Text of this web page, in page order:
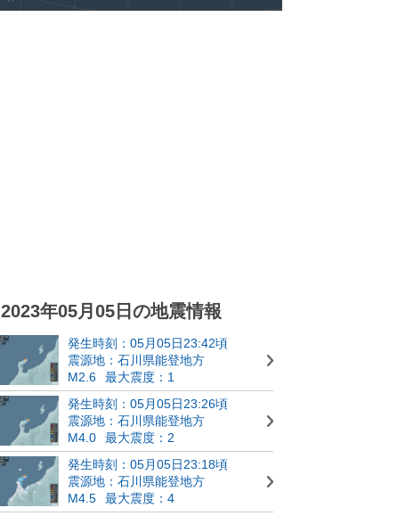
2023年05月05日の地震情報
発生時刻：05月05日23:42頃
震源地：石川県能登地方
M2.6
最大震度：1
発生時刻：05月05日23:26頃
震源地：石川県能登地方
M4.0
最大震度：2
発生時刻：05月05日23:18頃
震源地：石川県能登地方
M4.5
最大震度：4